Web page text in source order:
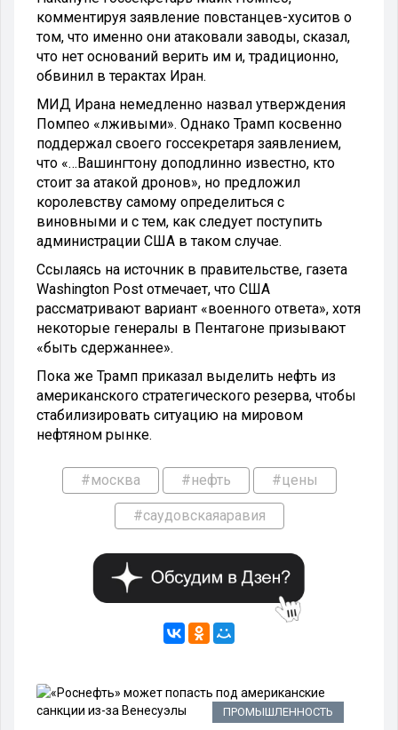
комментируя заявление повстанцев-хуситов о
том, что именно они атаковали заводы, сказал,
что нет оснований верить им и, традиционно,
обвинил в терактах Иран.
МИД Ирана немедленно назвал утверждения
Помпео «лживыми». Однако Трамп косвенно
поддержал своего госсекретаря заявлением,
что «…Вашингтону доподлинно известно, кто
стоит за атакой дронов», но предложил
королевству самому определиться с
виновными и с тем, как следует поступить
администрации США в таком случае.
Ссылаясь на источник в правительстве, газета
Washington Post отмечает, что США
рассматривают вариант «военного ответа», хотя
некоторые генералы в Пентагоне призывают
«быть сдержаннее».
Пока же Трамп приказал выделить нефть из
американского стратегического резерва, чтобы
стабилизировать ситуацию на мировом
нефтяном рынке.
#москва #нефть #цены
#саудовскаяаравия
ПРОМЫШЛЕННОСТЬ